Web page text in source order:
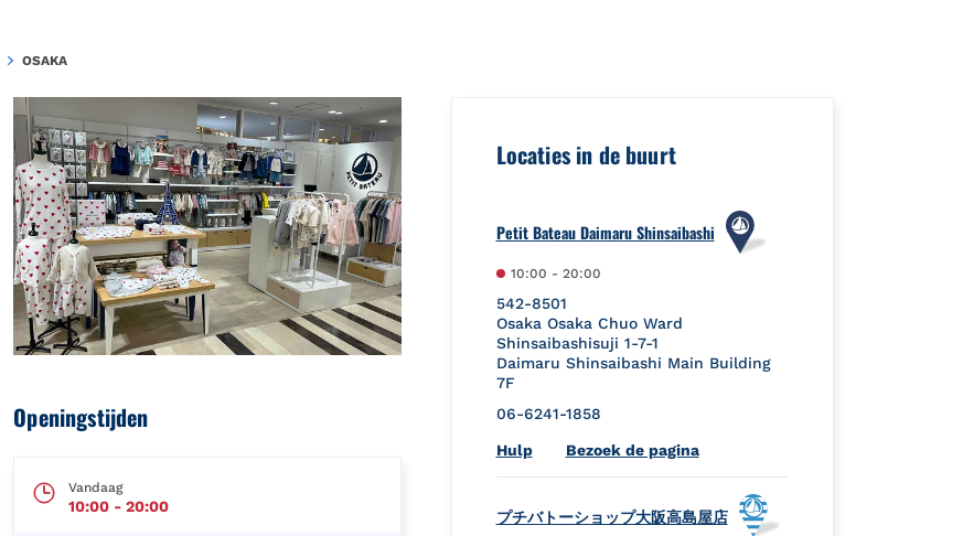
Openingstijden
Vandaag
10:00 -20:00
Locaties in de buurt
Petit Bateau Daimaru Shinsaibashi
10:00 - 20:00
542-8501
Osaka Osaka Chuo Ward
Shinsaibashisuji 1-7-1
Daimaru Shinsaibashi Main Building
7F
06-6241-1858
HulpLink Opens in New Tab
Bezoek de pagina
プチバトーショップ大阪高島屋店
OSAKA